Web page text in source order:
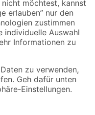
Angebote sind unter
Verfügbarkeiten beziehen
Artikel mit Speditionsversand, hier